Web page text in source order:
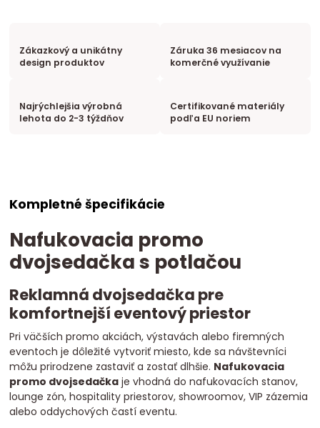
Zákazkový a unikátny
design produktov
Záruka 36 mesiacov na
komerčné využívanie
Najrýchlejšia výrobná
lehota do 2-3 týždňov
Certifikované materiály
podľa EU noriem
Kompletné špecifikácie
Nafukovacia promo
dvojsedačka s potlačou
Reklamná dvojsedačka pre
komfortnejší eventový priestor
Pri väčších promo akciách, výstavách alebo firemných
eventoch je dôležité vytvoriť miesto, kde sa návštevníci
môžu prirodzene zastaviť a zostať dlhšie. Nafukovacia
promo dvojsedačka je vhodná do nafukovacích stanov,
lounge zón, hospitality priestorov, showroomov, VIP zázemia
alebo oddychových častí eventu.